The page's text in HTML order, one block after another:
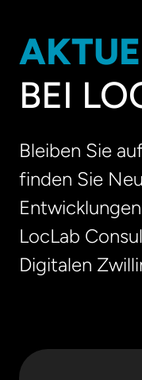
BEI
Bleiben Sie
finden Sie
LocLab
Digitalen